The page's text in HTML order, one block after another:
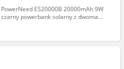
PowerNeed ES20000B 20000mAh 9W
czarny powerbank solarny z dwoma